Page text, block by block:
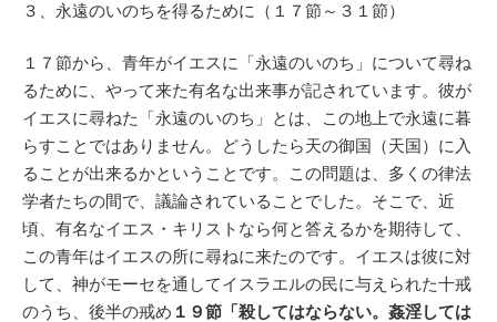
３、永遠のいのちを得るために（１７節～３１節）
１７節から、青年がイエスに「永遠のいのち」について尋ね
るために、やって来た有名な出来事が記されています。彼が
イエスに尋ねた「永遠のいのち」とは、この地上で永遠に暮
らすことではありません。どうしたら天の御国（天国）に入
ることが出来るかということです。この問題は、多くの律法
学者たちの間で、議論されていることでした。そこで、近
頃、有名なイエス・キリストなら何と答えるかを期待して、
この青年はイエスの所に尋ねに来たのです。イエスは彼に対
して、神がモーセを通してイスラエルの民に与えられた十戒
のうち、後半の戒め １９節「殺してはならない。姦淫しては